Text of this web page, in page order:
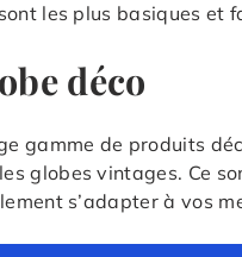
les plus basiques
déco
gamme de produits
globes vintages. Ce
s’adapter à vos